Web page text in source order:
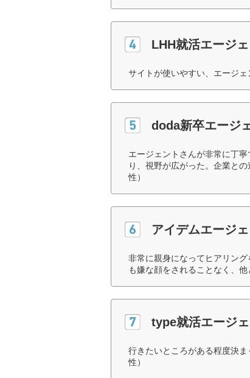
LHH就活エージェ
サイトが使いやすい、エージェ
doda新卒エージ
エージェントさんが非常に丁
り、視野が広がった。企業と
性）
アイデムエージ
非常に親身になってヒアリン
も嫌な顔をされることなく、
type就活エージェ
行きたいところがある程度決
性）